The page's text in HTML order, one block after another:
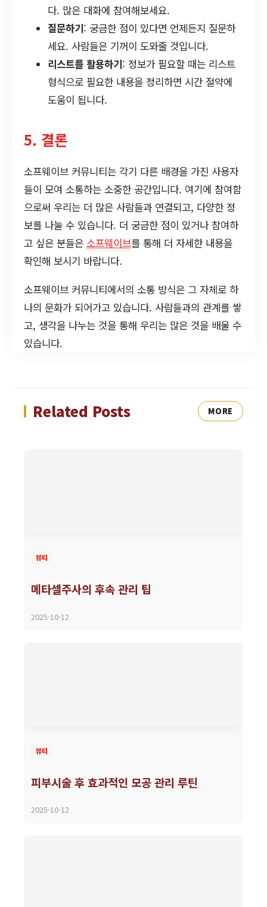
다. 많은 대화에 참여해보세요.
질문하기: 궁금한 점이 있다면 언제든지 질문하
세요. 사람들은 기꺼이 도와줄 것입니다.
리스트를 활용하기: 정보가 필요할 때는 리스트
형식으로 필요한 내용을 정리하면 시간 절약에
도움이 됩니다.
5. 결론
소프웨이브 커뮤니티는 각기 다른 배경을 가진 사용자
들이 모여 소통하는 소중한 공간입니다. 여기에 참여함
으로써 우리는 더 많은 사람들과 연결되고, 다양한 정
보를 나눌 수 있습니다. 더 궁금한 점이 있거나 참여하
고 싶은 분들은 소프웨이브를 통해 더 자세한 내용을
확인해 보시기 바랍니다.
소프웨이브 커뮤니티에서의 소통 방식은 그 자체로 하
나의 문화가 되어가고 있습니다. 사람들과의 관계를 쌓
고, 생각을 나누는 것을 통해 우리는 많은 것을 배울 수
있습니다.
Related Posts MORE
뷰티
메타셀주사의 후속 관리 팁
2025-10-12
뷰티
피부시술 후 효과적인 모공 관리 루틴
2025-10-12